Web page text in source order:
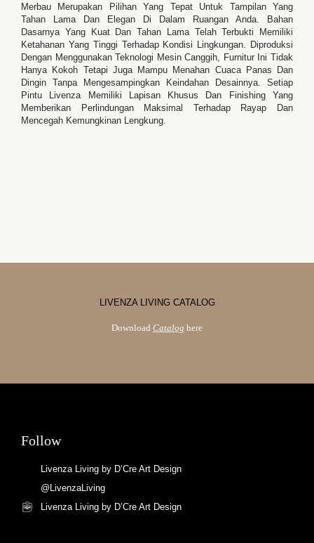
Merbau Merupakan Pilihan Yang Tepat Untuk Tampilan Yang
Tahan Lama Dan Elegan Di Dalam Ruangan Anda. Bahan
Dasarnya Yang Kuat Dan Tahan Lama Telah Terbukti Memiliki
Ketahanan Yang Tinggi Terhadap Kondisi Lingkungan. Diproduksi
Dengan Menggunakan Teknologi Mesin Canggih, Furnitur Ini Tidak
Hanya Kokoh Tetapi Juga Mampu Menahan Cuaca Panas Dan
Dingin Tanpa Mengesampingkan Keindahan Desainnya. Setiap
Pintu Livenza Memiliki Lapisan Khusus Dan Finishing Yang
Memberikan Perlindungan Maksimal Terhadap Rayap Dan
Mencegah Kemungkinan Lengkung.
LIVENZA LIVING CATALOG
Download Catalog here
Follow
Livenza Living by D’Cre Art Design
@LivenzaLiving
Livenza Living by D’Cre Art Design